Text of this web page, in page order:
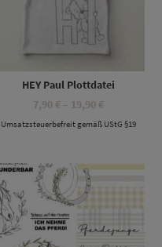
HEY Paul Plottdatei
7,90 € – 19,90 €
bis
Umsatzsteuerbefreit gemäß UStG §19
Dieses Produkt weist mehrere Varianten auf. Die Optionen können auf der Produktseite gewählt werden